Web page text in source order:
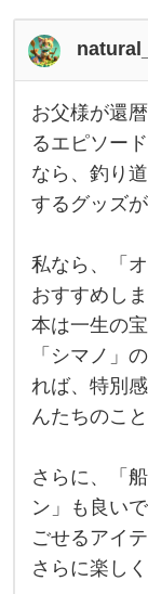
ス
お
願
い
し
ま
す
父
は
釣
り
が
味
で
お
父
様
が
還
暦
え
ら
れ
る
と
の
と
で
、
ま
る
エ
ピ
ソ
ー
ド
お父様が還
るエピソー
なら、釣り
するグッズ
私なら、「
おすすめし
本は一生の
「シマノ」
れば、特別
んたちのこ
さらに、「
ン」も良い
ごせるアイ
さらに楽し